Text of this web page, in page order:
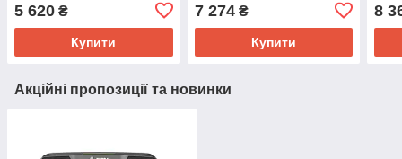
5 620 ₴
Купити
7 274₴
Купити
8
Акційні пропозиції та новинки